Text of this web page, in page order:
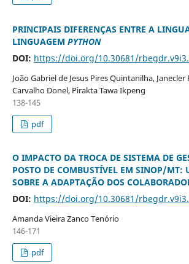
PRINCIPAIS DIFERENÇAS ENTRE A
LINGUAGEM PYTHON
DOI: https://doi.org/10.30681/
João Gabriel de Jesus Pires Quintanilha,
Carvalho Donel, Pirakta Tawa Ikpeng
138-145
pdf
O IMPACTO DA TROCA DE SISTEMA DE
POSTO DE COMBUSTÍVEL EM SINOP/MT:
SOBRE A ADAPTAÇÃO DOS
DOI: https://doi.org/10.30681/
Amanda Vieira Zanco Tenório
146-171
pdf